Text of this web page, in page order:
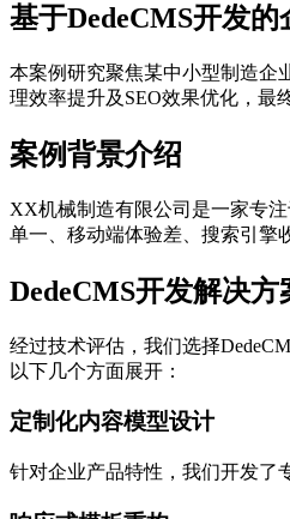
基于DedeCMS开发
本案例研究聚焦某中小型制造企
理效率提升及SEO效果优化，最
案例背景介绍
XX机械制造有限公司是一家专
单一、移动端体验差、搜索引擎
DedeCMS开发解决方
经过技术评估，我们选择
以下几个方面展开：
定制化内容模型设计
针对企业产品特性，我们开发了